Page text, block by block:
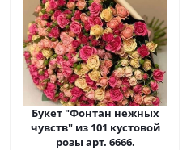
Букет "Фонтан нежных
чувств" из 101 кустовой
розы арт. 6666.